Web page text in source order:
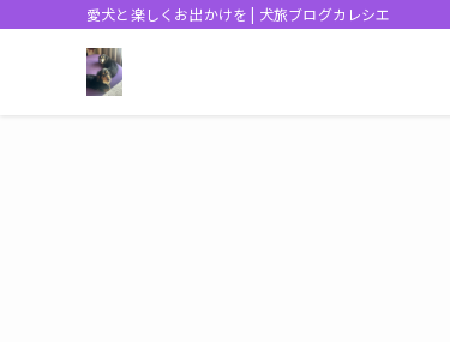
愛犬と楽しくお出かけを | 犬旅ブログカレシエ